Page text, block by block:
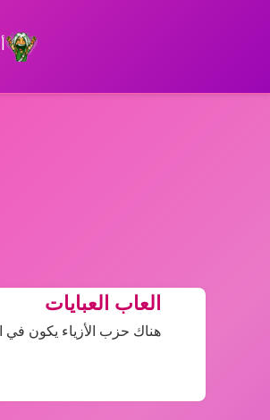
العاب العبايات
هناك حزب الأزياء يكون في